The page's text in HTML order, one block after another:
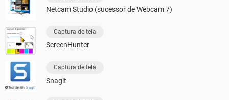
Netcam Studio (sucessor de Webcam 7)
Captura de tela
ScreenHunter
Captura de tela
Snagit